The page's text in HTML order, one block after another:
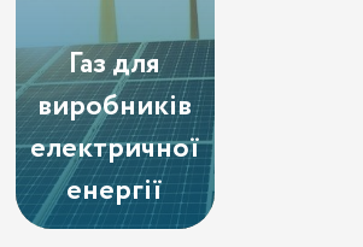
Газ для
виробників
електричної
енергії